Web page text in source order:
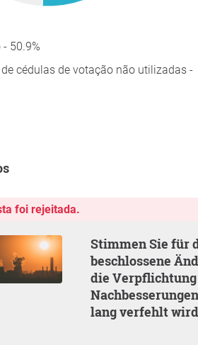
50.9%
cédulas de votação não utilizadas -
foi rejeitada.
Stimmen Sie für die am 26. April 2024 vom Bundestag
beschlossene
die
lang verfehlt